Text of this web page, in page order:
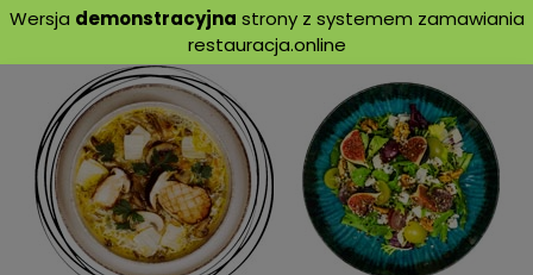
Wersja demonstracyjna strony z systemem zamawiania
restauracja.online